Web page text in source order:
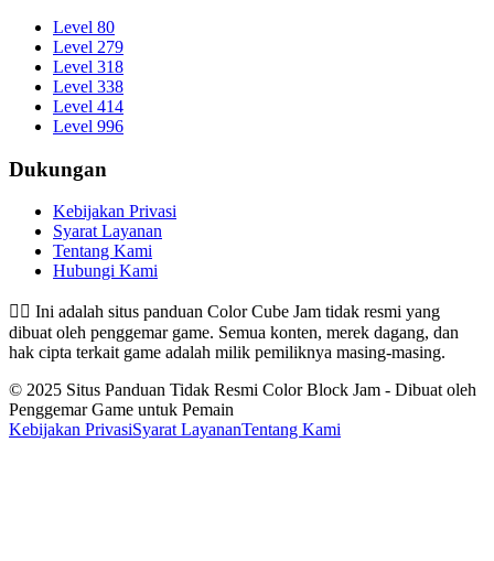
Level 80
Level 279
Level 318
Level 338
Level 414
Level 996
Dukungan
Kebijakan Privasi
Syarat Layanan
Tentang Kami
Hubungi Kami
👉🏻 Ini adalah situs panduan Color Cube Jam tidak resmi yang
dibuat oleh penggemar game. Semua konten, merek dagang, dan
hak cipta terkait game adalah milik pemiliknya masing-masing.
© 2025 Situs Panduan Tidak Resmi Color Block Jam - Dibuat oleh
Penggemar Game untuk Pemain
Kebijakan PrivasiSyarat LayananTentang Kami